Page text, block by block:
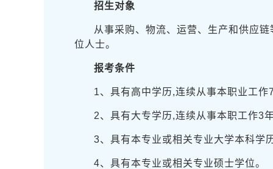
招生对象
从事采购、物流、运营、生产和供应
位人士。
报考条件
1、具有高中学历,连续从事本职业工作
2、具有大专学历,连续从事本职工作3
3、具有本专业或相关专业大学本科学
4、具有本专业或相关专业硕士学位。